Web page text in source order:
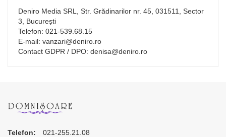
Deniro Media SRL, Str. Grădinarilor nr. 45, 031511, Sector
3, București
Telefon: 021-539.68.15
E-mail: vanzari@deniro.ro
Contact GDPR / DPO: denisa@deniro.ro
Telefon:
021-255.21.08